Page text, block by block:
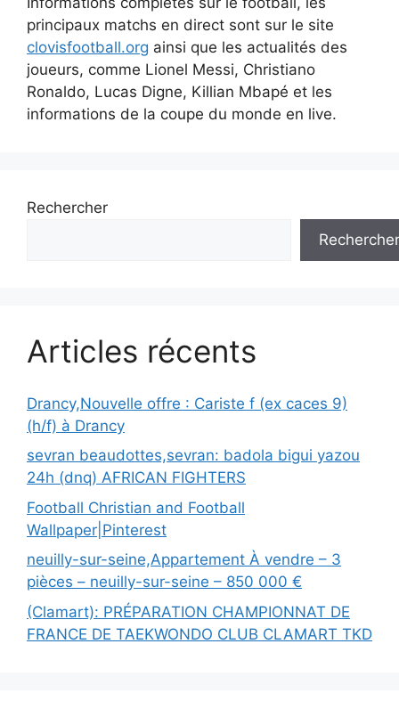
principaux matchs en direct sont sur le site
clovisfootball.org ainsi que les actualités des
joueurs, comme Lionel Messi, Christiano
Ronaldo, Lucas Digne, Killian Mbapé et les
informations de la coupe du monde en live.
Rechercher
Rechercher
Articles récents
Drancy,Nouvelle offre : Cariste f (ex caces 9)
(h/f) à Drancy
sevran beaudottes,sevran: badola bigui yazou
24h (dnq) AFRICAN FIGHTERS
Football Christian and Football
Wallpaper|Pinterest
neuilly-sur-seine,Appartement À vendre – 3
pièces – neuilly-sur-seine – 850 000 €
(Clamart): PRÉPARATION CHAMPIONNAT DE
FRANCE DE TAEKWONDO CLUB CLAMART TKD